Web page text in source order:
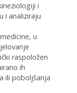
i
i analiziraju
u
raspoložen
ih
ili poboljšanja